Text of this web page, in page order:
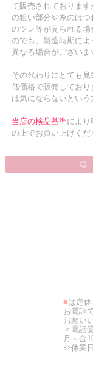
て販売されておりま
の粗い部分や糸のほ
のツレ等が見られる
のでも、製造時期に
異なる場合がございま
その代わりにとても
低価格で販売してお
は気にならないという
当店の検品基準により
の上でお買い上げくだ
■は定休
お電話
お願い
＜電話
月～金
※休業